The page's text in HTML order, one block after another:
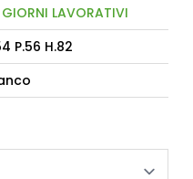
GIORNI LAVORATIVI
P.56 H.82